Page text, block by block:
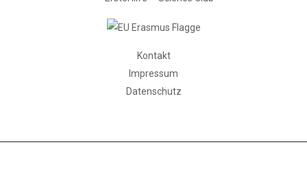
Kontakt
Impressum
Datenschutz